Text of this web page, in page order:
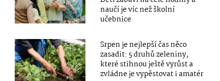
naučí je víc než školní
učebnice
Srpen je nejlepší čas něco
zasadit: 5 druhů zeleniny,
které stihnou ještě vyrůst a
zvládne je vypěstovat i amatér